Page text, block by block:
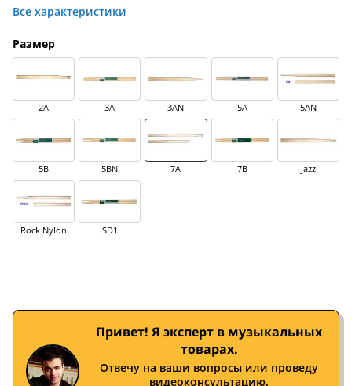
Все характеристики
Размер
2A 3A 3AN 5A 5AN
5B 5BN 7A 7B Jazz
Rock Nylon SD1
Привет! Я эксперт в музыкальных
товарах.
Отвечу на ваши вопросы или проведу
видеоконсультацию.